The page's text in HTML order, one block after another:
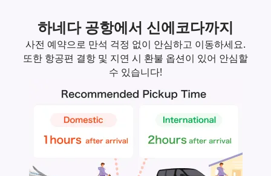
하네다 공항에서 신에코다까지
사전 예약으로 만석 걱정 없이 안심하고 이동하세요.
또한 항공편 결항 및 지연 시 환불 옵션이 있어 안심할
수 있습니다!